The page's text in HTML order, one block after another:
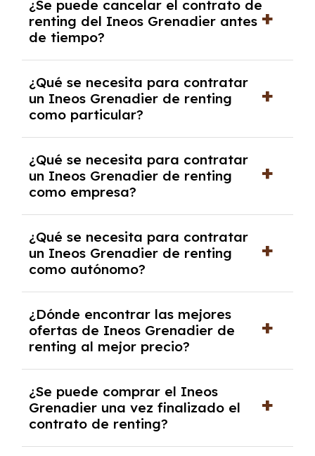
tendrás que pagar ningún tipo de entrada
salvo en casos que lo exija el proveedor
debido al resultado del estudio de viabilidad
económica.
¿Se puede cancelar el contrato de
renting del Ineos Grenadier antes
de tiempo?
pero puede haber penalizaciones por
cancelación anticipada. Es importante revisar
las condiciones del contrato y hablar con un
experto que te asesore.
¿Qué se necesita para contratar
un Ineos Grenadier de renting
como particular?
y, en algunos casos, una consulta de solvencia
crediticia y un pago inicial.
¿Qué se necesita para contratar
un Ineos Grenadier de renting
como empresa?
documentación financiera y, en algunos
casos, un informe de solvencia de la empresa
y un pago inicial.
¿Qué se necesita para contratar
un Ineos Grenadier de renting
como autónomo?
autónomos, justificante de ingresos y, en
algunos casos, un informe fiscal y un pago
inicial.
¿Dónde encontrar las mejores
ofertas de Ineos Grenadier de
renting al mejor precio?
mejores ofertas de vehículos de renting con
todos los gastos incluidos y sin pagar
entradas.
¿Se puede comprar el Ineos
Grenadier una vez finalizado el
contrato de renting?